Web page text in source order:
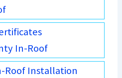
In-Roof
Roof Installation